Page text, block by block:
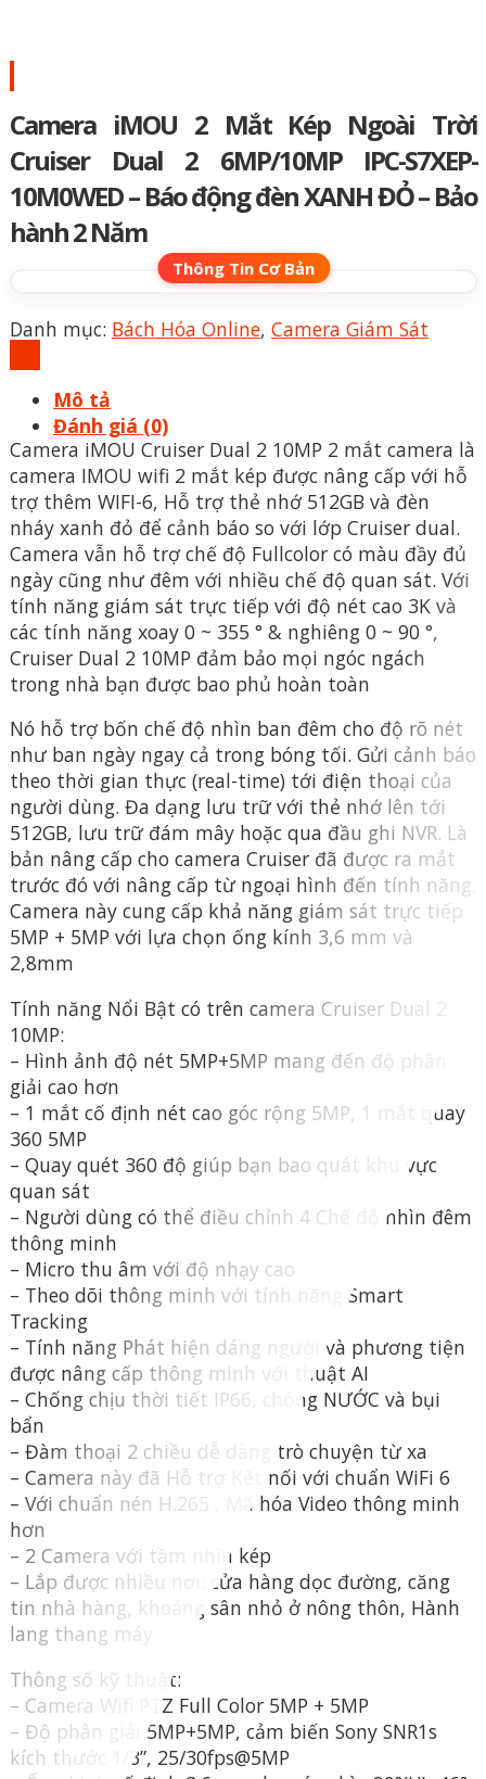
Camera iMOU 2 Mắt Kép Ngoài Trời
Cruiser Dual 2 6MP/10MP IPC-S7XEP-
10M0WED – Báo động đèn XANH ĐỎ – Bảo
hành 2 Năm
Danh mục: Bách Hóa Online, Camera Giám Sát
Mô tả
Đánh giá (0)
Camera iMOU Cruiser Dual 2 10MP 2 mắt camera là
camera IMOU wifi 2 mắt kép được nâng cấp với hỗ
trợ thêm WIFI-6, Hỗ trợ thẻ nhớ 512GB và đèn
nháy xanh đỏ để cảnh báo so với lớp Cruiser dual.
Camera vẫn hỗ trợ chế độ Fullcolor có màu đầy đủ
ngày cũng như đêm với nhiều chế độ quan sát. Với
tính năng giám sát trực tiếp với độ nét cao 3K và
các tính năng xoay 0 ~ 355 ° & nghiêng 0 ~ 90 °,
Cruiser Dual 2 10MP đảm bảo mọi ngóc ngách
trong nhà bạn được bao phủ hoàn toàn
Nó hỗ trợ bốn chế độ nhìn ban đêm cho độ rõ nét
như ban ngày ngay cả trong bóng tối. Gửi cảnh báo
theo thời gian thực (real-time) tới điện thoại của
người dùng. Đa dạng lưu trữ với thẻ nhớ lên tới
512GB, lưu trữ đám mây hoặc qua đầu ghi NVR. Là
bản nâng cấp cho camera Cruiser đã được ra mắt
trước đó với nâng cấp từ ngoại hình đến tính năng.
Camera này cung cấp khả năng giám sát trực tiếp
5MP + 5MP với lựa chọn ống kính 3,6 mm và
2,8mm
Tính năng Nổi Bật có trên camera Cruiser Dual 2
10MP:
– Hình ảnh độ nét 5MP+5MP mang đến độ phân
giải cao hơn
– 1 mắt cố định nét cao góc rộng 5MP, 1 mắt quay
360 5MP
– Quay quét 360 độ giúp bạn bao quát khu vực
quan sát
– Người dùng có thể điều chỉnh 4 Chế độ nhìn đêm
thông minh
– Micro thu âm với độ nhạy cao
– Theo dõi thông minh với tính năng Smart
Tracking
– Tính năng Phát hiện dáng người và phương tiện
được nâng cấp thông minh với thuật AI
– Chống chịu thời tiết IP66, chống NƯỚC và bụi
bẩn
– Đàm thoại 2 chiều dễ dàng trò chuyện từ xa
– Camera này đã Hỗ trợ Kết nối với chuẩn WiFi 6
– Với chuẩn nén H.265 , Mã hóa Video thông minh
hơn
– 2 Camera với tầm nhìn kép
– Lắp được nhiều nơi: cửa hàng dọc đường, căng
tin nhà hàng, khoảng sân nhỏ ở nông thôn, Hành
lang thang máy
Thông số kỹ thuật:
– Camera Wifi PTZ Full Color 5MP + 5MP
– Độ phân giải 5MP+5MP, cảm biến Sony SNR1s
kích thước 1/3”, 25/30fps@5MP